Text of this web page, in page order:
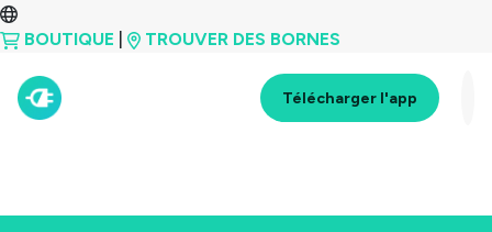
BOUTIQUE TROUVER DES BORNES
Télécharger l'app